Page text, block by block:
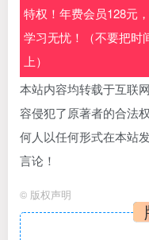
特权！年费会员128元
学习无忧！（不要把时
上）
本站内容均转载于互联
容侵犯了原著者的合法
何人以任何形式在本站
言论！
© 版权声明